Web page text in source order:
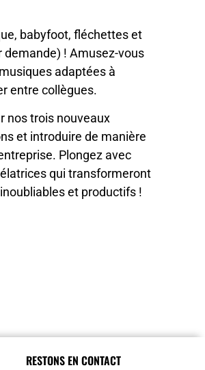
babyfoot, fléchettes et
demande) ! Amusez-vous
adaptées à
entre collègues.
nos trois nouveaux
et introduire de manière
Plongez avec
qui transformeront
et productifs !
RESTONS EN CONTACT